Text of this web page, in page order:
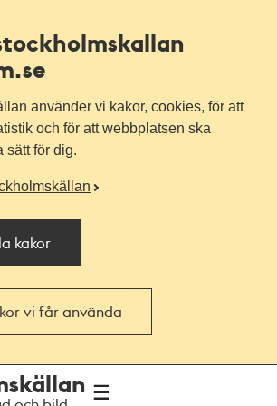
använder vi kakor, cookies, för att
och för att webbplatsen ska
sätt för dig.
kakor
vi får använda